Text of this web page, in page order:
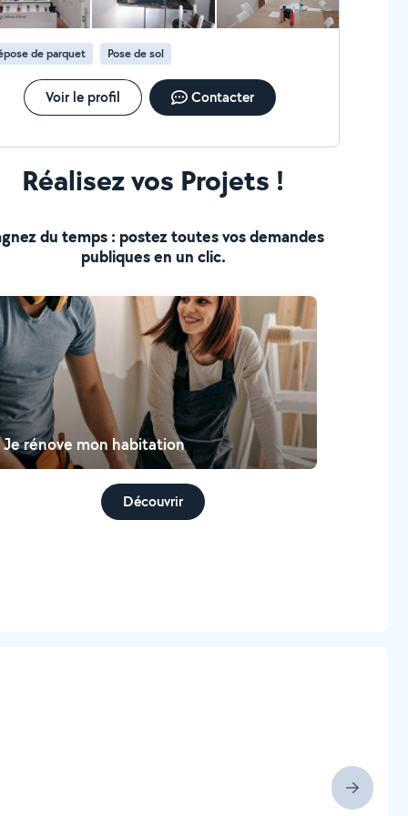
de parquet Pose de sol
Voir le profil Contacter
Réalisez vos Projets !
du temps : postez toutes vos demandes
publiques en un clic.
Je rénove mon habitation
Découvrir